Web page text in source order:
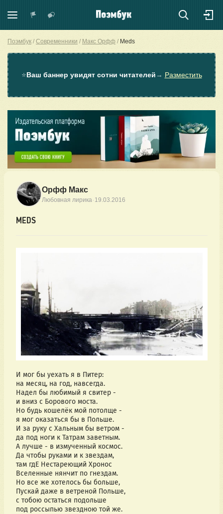
Поэмбук Современники Макс Орфф Meds
⭐Ваш баннер увидят сотни читателей → Разместить
Орфф Макс
Любовная лирика· 19.03.2016
MEDS
И мог бы уехать я в Питер:
на месяц, на год, навсегда.
Надел бы любимый я свитер -
и вниз с Борового моста.
Но будь кошелёк мой потолще -
я мог оказаться бы в Польше.
И за руку с Хальным бы ветром -
да под ноги к Татрам заветным.
А лучше - в измученный космос.
Да чтобы руками и к звездам,
там гдЕ Нестареющий Хронос
Вселенные нянчит по гнездам.
Но все же хотелось бы больше,
Пускай даже в ветреной Польше,
с тобою остаться подольше
под россыпью звездною той же.